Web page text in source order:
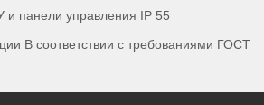
и панели управления IP 55
В соответствии с требованиями ГОСТ